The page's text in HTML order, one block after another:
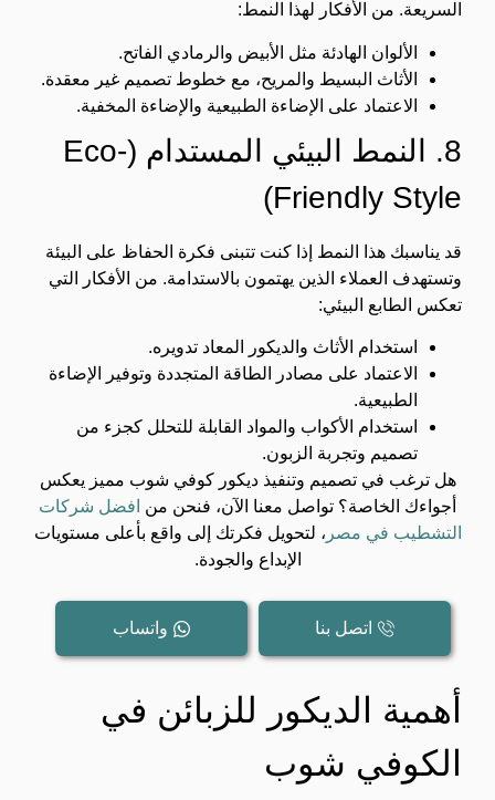
السريعة. من الأفكار لهذا النمط:
الألوان الهادئة مثل الأبيض والرمادي الفاتح.
الأثاث البسيط والمريح، مع خطوط تصميم غير معقدة.
الاعتماد على الإضاءة الطبيعية والإضاءة المخفية.
8. النمط البيئي المستدام (Eco-
Friendly Style)
قد يناسبك هذا النمط إذا كنت تتبنى فكرة الحفاظ على البيئة
وتستهدف العملاء الذين يهتمون بالاستدامة. من الأفكار التي
تعكس الطابع البيئي:
استخدام الأثاث والديكور المعاد تدويره.
الاعتماد على مصادر الطاقة المتجددة وتوفير الإضاءة
الطبيعية.
استخدام الأكواب والمواد القابلة للتحلل كجزء من
تصميم وتجربة الزبون.
هل ترغب في تصميم وتنفيذ ديكور كوفي شوب مميز يعكس
أجواءك الخاصة؟ تواصل معنا الآن، فنحن من افضل شركات
التشطيب في مصر ، لتحويل فكرتك إلى واقع بأعلى مستويات
الإبداع والجودة.
اتصل بنا واتساب
أهمية الديكور للزبائن في
الكوفي شوب